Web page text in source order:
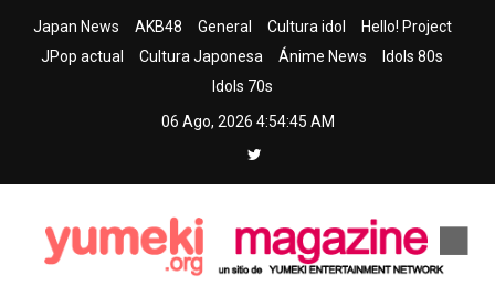
Japan News AKB48 General Cultura idol
Hello! Project
JPop actual
Cultura Japonesa Ánime News
Idols 80s
Idols 70s
06 Ago, 2026 4:54:46 AM